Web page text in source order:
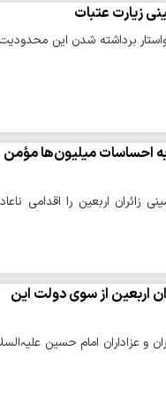
زیارت عتبات
برداشته شدن این
احساسات میلیون‌ها مؤمن
اربعین را اقدامی
اربعین از سوی دولت این
و عزاداران امام حسین